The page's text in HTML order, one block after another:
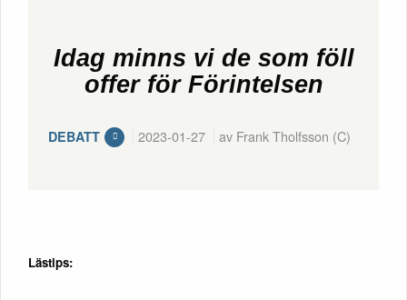
Idag minns vi de som föll
offer för Förintelsen
DEBATT 2023-01-27 av Frank Tholfsson (C)
Lästips: